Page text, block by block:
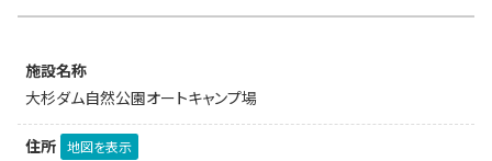
施設名称
大杉ダム自然公園オートキャンプ場
住所 地図を表示